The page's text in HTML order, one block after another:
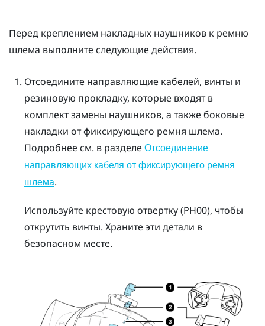
Перед креплением накладных наушников к ремню
шлема выполните следующие действия.
Отсоедините направляющие кабелей, винты и
резиновую прокладку, которые входят в
комплект замены наушников, а также боковые
накладки от фиксирующего ремня шлема.
Подробнее см. в разделе Отсоединение
направляющих кабеля от фиксирующего ремня
шлема.
Используйте крестовую отвертку (PH00), чтобы
открутить винты. Храните эти детали в
безопасном месте.